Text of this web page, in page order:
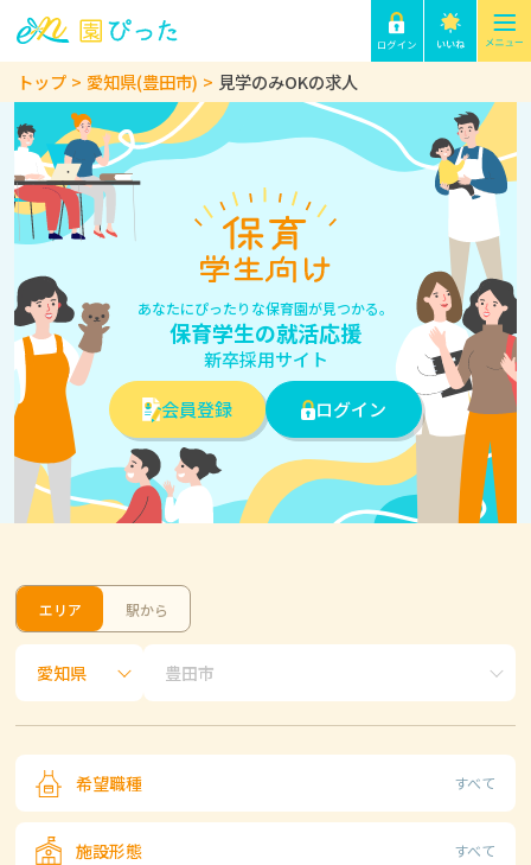
トップ 愛知県(豊田市) 見学のみOKの求人
あなたにぴったりな保育園が見つかる。
保育学生の就活応援
新卒採用サイト
会員登録
ログイン
エリア 駅から
希望職種 すべて
施設形態 すべて